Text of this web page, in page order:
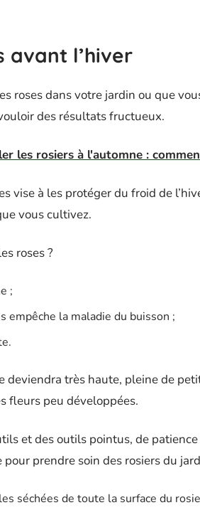
avant l’hiver
roses dans votre jardin ou que
des résultats fructueux.
les rosiers à l'automne :
vise à les protéger du froid de
vous cultivez.
roses ?
;
empêche la maladie du buisson ;
deviendra très haute, pleine de
fleurs peu développées.
et des outils pointus, de
prendre soin des rosiers du
séchées de toute la surface du